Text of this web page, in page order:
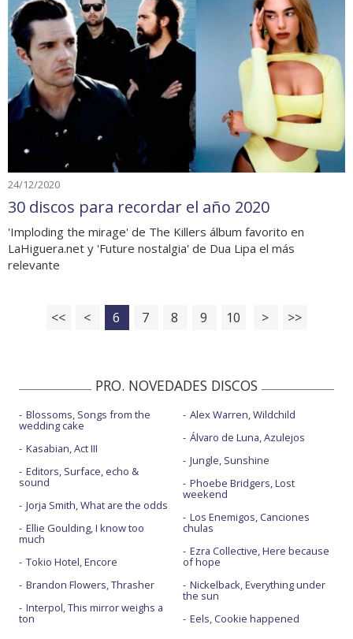
24/12/2020
30 discos para recordar el año 2020
'Imploding the mirage' de The Killers álbum favorito en
LaHiguera.net y 'Future nostalgia' de Dua Lipa el más
relevante
<< < 6 7 8 9 10 > >>
PRO. NOVEDADES DISCOS
Blossoms, Songs from the
wedding cake
Kasabian, Act III
Editors, Surface, echo &
sound
Jorja Smith, What are the odds
Ellie Goulding, I know too
much
Tokio Hotel, Encore
Brandon Flowers, Thrasher
Interpol, This mirror weighs a
ton
Alex Warren, Wildchild
Álvaro de Luna, Azulejos
Jungle, Sunshine
Phoebe Bridgers, Lost
weekend
Los Enemigos, Canciones
chulas
Ezra Collective, Here because
of hope
Nickelback, Everything under
the sun
Eels, Cookie happened